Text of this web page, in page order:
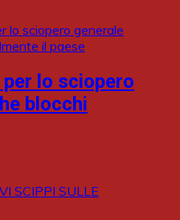
lo sciopero
blocchi